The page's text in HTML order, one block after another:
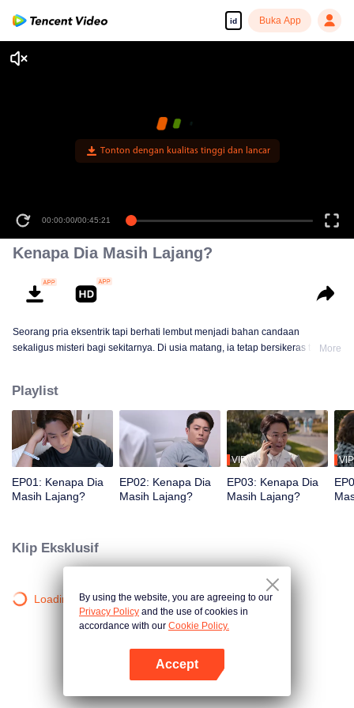
id Buka App
Tonton dengan kualitas tinggi dan lancar
00:00:00/00:45:21
Kenapa Dia Masih Lajang?
Seorang pria eksentrik tapi berhati lembut menjadi bahan candaan
sekaligus misteri bagi sekitarnya. Di usia matang, ia tetap bersikeras tak
prinsipnya goyah, atau justru hatinya yang kalah?
More
Playlist
EP01: Kenapa Dia
Masih Lajang?
EP02: Kenapa Dia
Masih Lajang?
VIP
EP03: Kenapa Dia
Masih Lajang?
VIP
Klip Eksklusif
Loading…By using the website, you are agreeing to our
Privacy Policy and the use of cookies in
accordance with our Cookie Policy.
Accept